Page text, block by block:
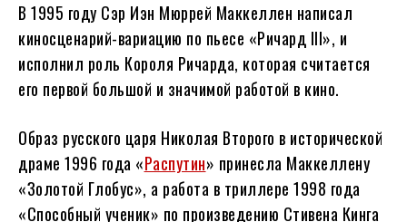
В 1995 году Сэр Иэн Мюррей Маккеллен написал
киносценарий-вариацию по пьесе «Ричард III», и
исполнил роль Короля Ричарда, которая считается
его первой большой и значимой работой в кино.
Образ русского царя Николая Второго в исторической
драме 1996 года «Распутин» принесла Маккеллену
«Золотой Глобус», а работа в триллере 1998 года
«Способный ученик» по произведению Стивена Кинга